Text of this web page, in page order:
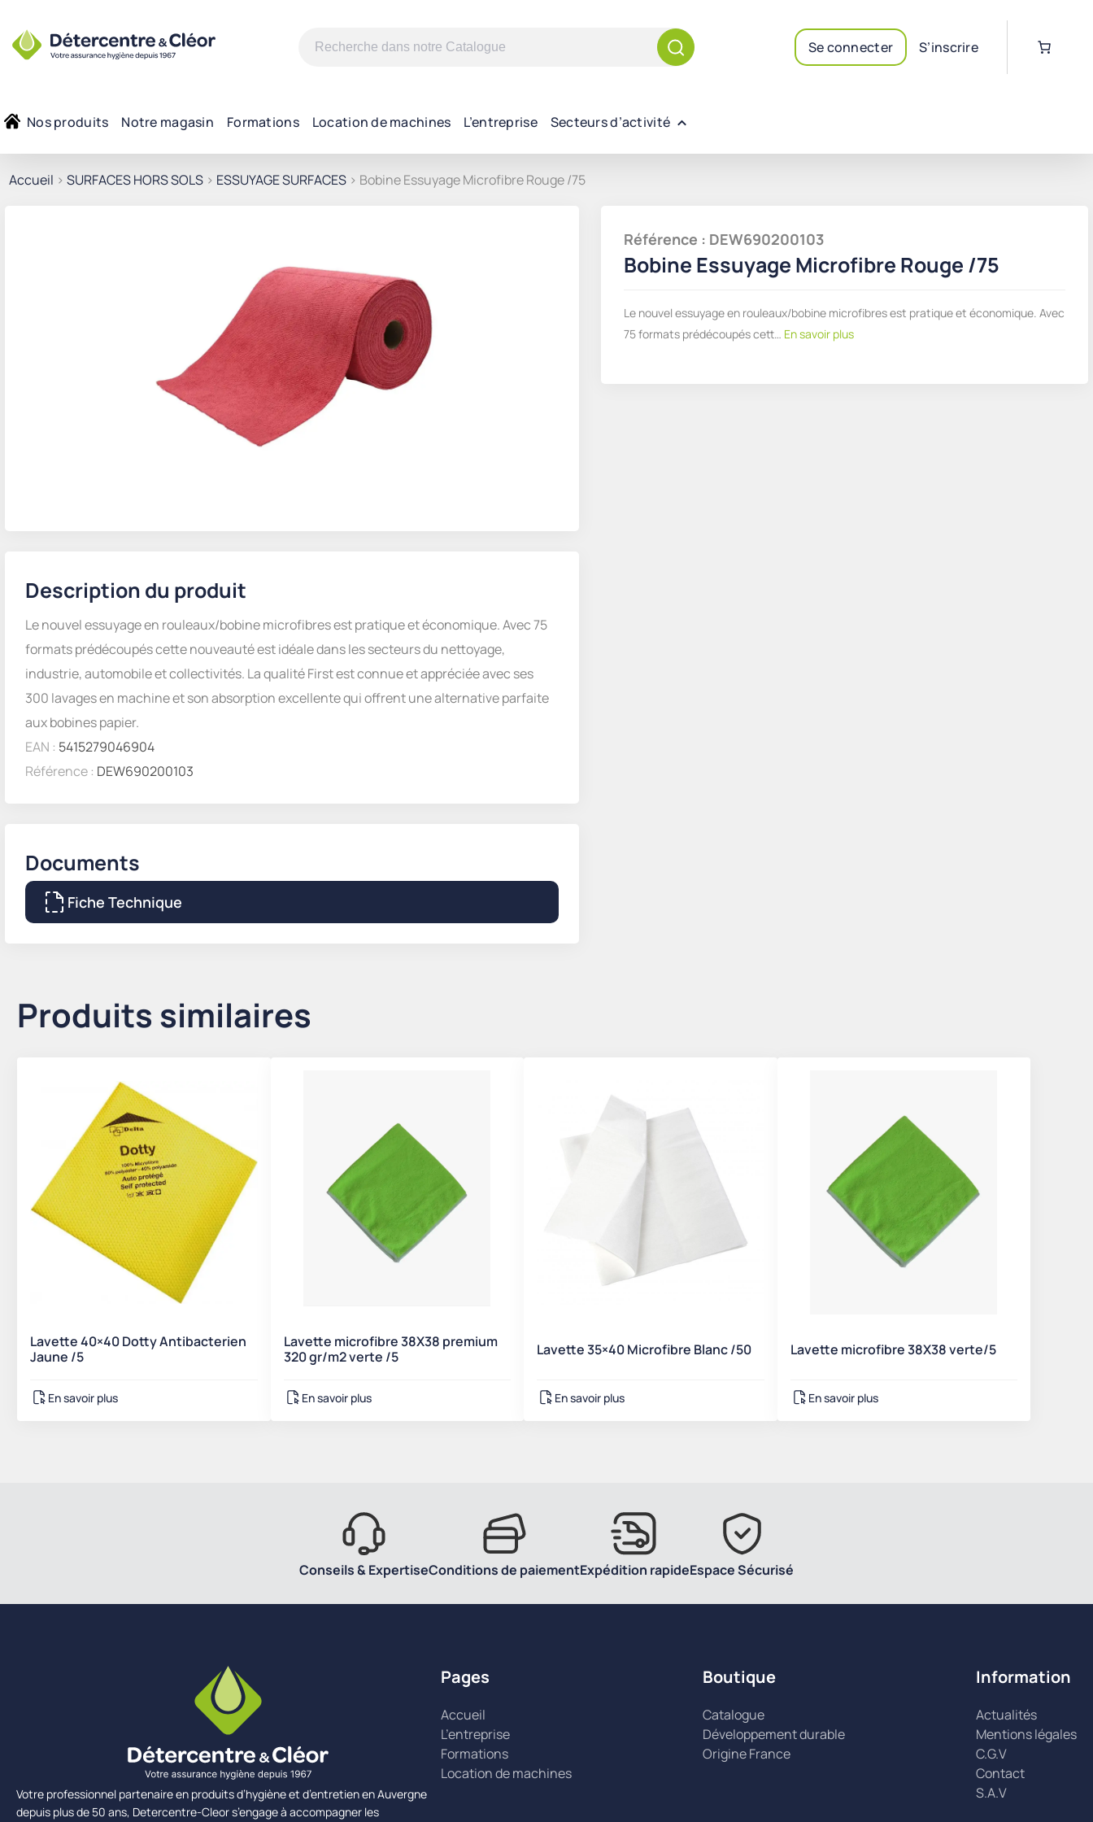
Recherche
Se connecter S’inscrire
Nos produits Notre magasin Formations Location de machines L’entreprise Secteurs d’activité
Accueil > SURFACES HORS SOLS > ESSUYAGE SURFACES > Bobine Essuyage Microfibre Rouge /75
Description du produit
Le nouvel essuyage en rouleaux/bobine microfibres est pratique et économique. Avec 75
formats prédécoupés cette nouveauté est idéale dans les secteurs du nettoyage,
industrie, automobile et collectivités. La qualité First est connue et appréciée avec ses
300 lavages en machine et son absorption excellente qui offrent une alternative parfaite
aux bobines papier.
EAN : 5415279046904
Référence : DEW690200103
Documents
Fiche Technique
Référence : DEW690200103
Bobine Essuyage Microfibre Rouge /75
Le nouvel essuyage en rouleaux/bobine microfibres est pratique et économique. Avec
75 formats prédécoupés cett… En savoir plus
Produits similaires
Lavette 40×40 Dotty Antibacterien
Jaune /5
En savoir plus
Lavette microfibre 38X38 premium
320 gr/m2 verte /5
En savoir plus
Lavette 35×40 Microfibre Blanc /50
En savoir plus
Lavette microfibre 38X38 verte/5
En savoir plus
Conseils & ExpertiseConditions de paiementExpédition rapideEspace Sécurisé
Votre professionnel partenaire en produits d’hygiène et d’entretien en Auvergne
depuis plus de 50 ans, Detercentre-Cleor s’engage à accompagner les
Pages
Accueil
L’entreprise
Formations
Location de machines
Boutique
Catalogue
Développement durable
Origine France
Information
Actualités
Mentions légales
C.G.V
Contact
S.A.V